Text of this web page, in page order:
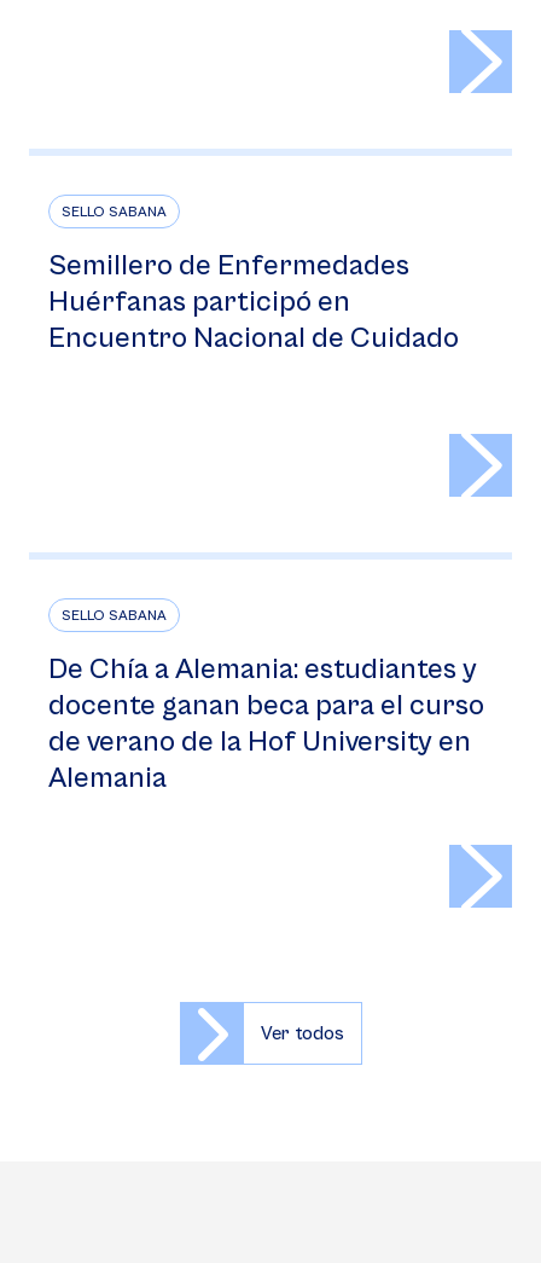
SELLO SABANA
Semillero de Enfermedades
Huérfanas participó en
Encuentro Nacional de Cuidado
SELLO SABANA
De Chía a Alemania: estudiantes y
docente ganan beca para el curso
de verano de la Hof University en
Alemania
Ver todos